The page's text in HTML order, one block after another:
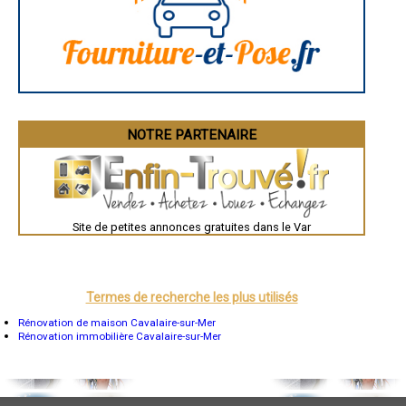
Périgueux
Besançon
Évreux
Brest
Toulouse
Bordeaux
Montpellier
Rennes
Nantes
Orléans
Mende
Angers
NOTRE PARTENAIRE
Site de petites annonces gratuites dans le Var
Termes de recherche les plus utilisés
Rénovation de maison Cavalaire-sur-Mer
Rénovation immobilière Cavalaire-sur-Mer